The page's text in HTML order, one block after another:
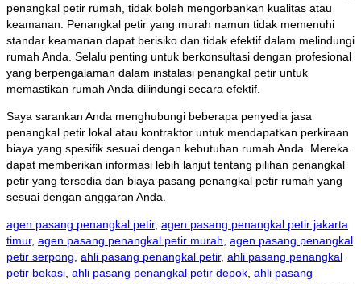
penangkal petir rumah, tidak boleh mengorbankan kualitas atau
keamanan. Penangkal petir yang murah namun tidak memenuhi
standar keamanan dapat berisiko dan tidak efektif dalam melindungi
rumah Anda. Selalu penting untuk berkonsultasi dengan profesional
yang berpengalaman dalam instalasi penangkal petir untuk
memastikan rumah Anda dilindungi secara efektif.
Saya sarankan Anda menghubungi beberapa penyedia jasa
penangkal petir lokal atau kontraktor untuk mendapatkan perkiraan
biaya yang spesifik sesuai dengan kebutuhan rumah Anda. Mereka
dapat memberikan informasi lebih lanjut tentang pilihan penangkal
petir yang tersedia dan biaya pasang penangkal petir rumah yang
sesuai dengan anggaran Anda.
agen pasang penangkal petir, agen pasang penangkal petir jakarta
timur, agen pasang penangkal petir murah agen pasang penangkal
petir serpong ahli pasang penangkal petir, ahli pasang penangkal
petir bekasi ahli pasang penangkal petir depok ahli pasang